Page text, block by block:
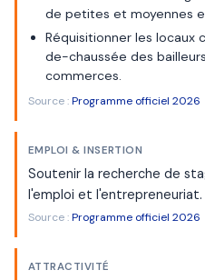
de petites et moyennes
Réquisitionner les locaux
de-chaussée des
commerces.
Source :Programme officiel 2026
EMPLOI & INSERTION
Soutenir la recherche de
l'emploi et l'entrepreneuriat.
Source :Programme officiel 2026
ATTRACTIVITÉ